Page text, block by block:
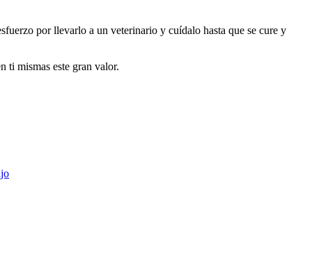
por llevarlo a un veterinario y cuídalo hasta que se cure y
ti mismas este gran valor.